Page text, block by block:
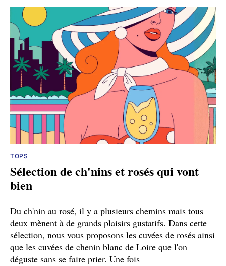
TOPS
Sélection de ch'nins et rosés qui vont
bien
Du ch'nin au rosé, il y a plusieurs chemins mais tous
deux mènent à de grands plaisirs gustatifs. Dans cette
sélection, nous vous proposons les cuvées de rosés ainsi
que les cuvées de chenin blanc de Loire que l'on
déguste sans se faire prier. Une fois